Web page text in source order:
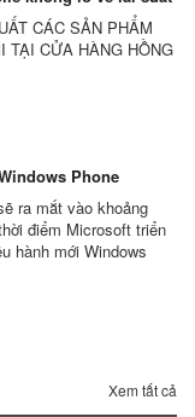
CÁC SẢN PHẨM
TẠI CỬA HÀNG HỒNG
Phone
ra mắt vào khoảng
điểm Microsoft triển
hành mới Windows
Xem tất cả